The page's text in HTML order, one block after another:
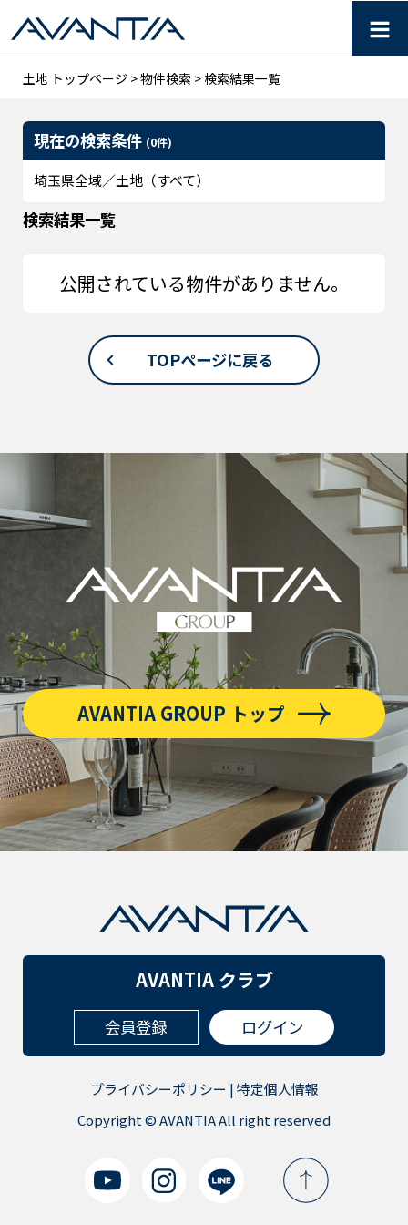
【AVANTIA】埼玉県の土≡
土地 トップページ >物件検索 > 検索結果一覧
現在の検索条件 (0件)
埼玉県全域／土地（すべて）
検索結果一覧
公開されている物件がありません。
TOPページに戻る
AVANTIA GROUP トップ
AVANTIA クラブ
会員登録 ログイン
プライバシーポリシー |特定個人情報
Copyright © AVANTIA All right reserved